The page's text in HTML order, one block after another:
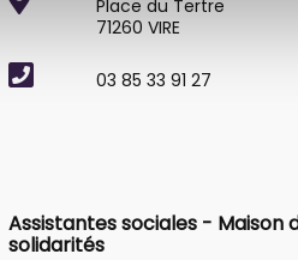
Place du Tertre
71260 VIRE
03 85 33 91 27
Assistantes sociales - Maison
solidarités